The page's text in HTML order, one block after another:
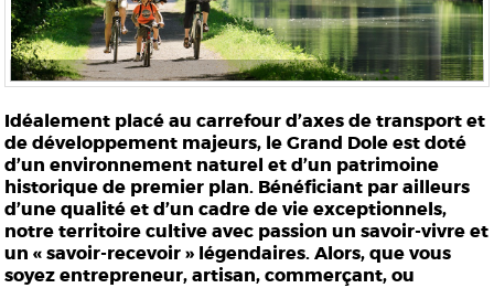
Idéalement placé au carrefour d’axes de transport et
de développement majeurs, le Grand Dole est doté
d’un environnement naturel et d’un patrimoine
historique de premier plan. Bénéficiant par ailleurs
d’une qualité et d’un cadre de vie exceptionnels,
notre territoire cultive avec passion un savoir-vivre et
un « savoir-recevoir » légendaires. Alors, que vous
soyez entrepreneur, artisan, commerçant, ou